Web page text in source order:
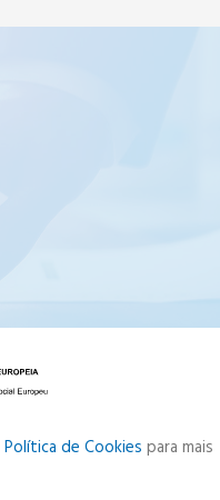
Política de Cookies para mais